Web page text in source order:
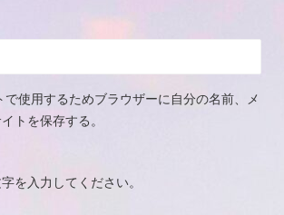
で使用するためブラウザーに自分の名前、メ
トを保存する。
を入力してください。